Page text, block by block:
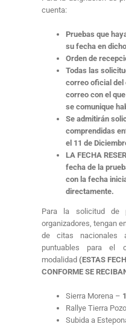
cuenta:
Pruebas que
su fecha en
Orden de
Todas las
correo oficial del
correo con el
se comunique
Se admitirán
comprendidas
el 11 de
LA FECHA
fecha de la
con la fecha
directamente.
Para la solicitud
organizadores, tengan
de citas nacionales
puntuables para el
modalidad (ESTAS
CONFORME SE
Sierra Morena –
Rallye Tierra
Subida a